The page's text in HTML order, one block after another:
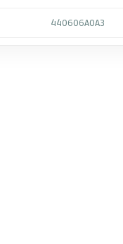
440606A0A3